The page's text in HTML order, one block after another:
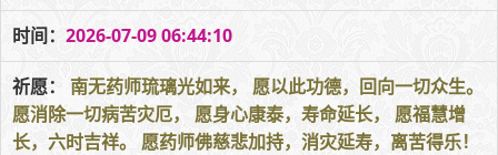
时间： 2026-07-09 06:44:10
祈愿：
南无药师琉璃光如来， 愿以此功德，回向一切众生。
愿消除一切病苦灾厄， 愿身心康泰，寿命延长， 愿福慧增
长，六时吉祥。 愿药师佛慈悲加持，消灾延寿，离苦得乐！